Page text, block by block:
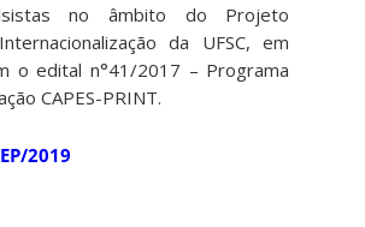
no âmbito do Projeto
da UFSC, em
o edital n°41/2017 – Programa
CAPES-PRINT.
2019